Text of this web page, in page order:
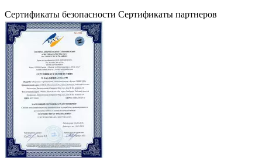
Сертификаты безопасности Сертификаты партнеров